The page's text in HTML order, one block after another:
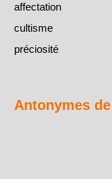
affectation
cultisme
préciosité
Antonymes de